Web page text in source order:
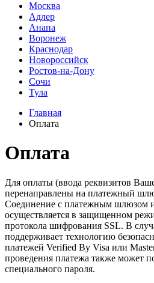
Москва
Адлер
Анапа
Воронеж
Краснодар
Новороссийск
Ростов-на-Дону
Сочи
Тула
Главная
Оплата
Оплата
Для оплаты (ввода реквизитов
перенаправлены на платежный
Соединение с платежным шлюзом
осуществляется в защищенном
протокола шифрования SSL. В
поддерживает технологию
платежей Verified By Visa или
проведения платежа также может
специального пароля.